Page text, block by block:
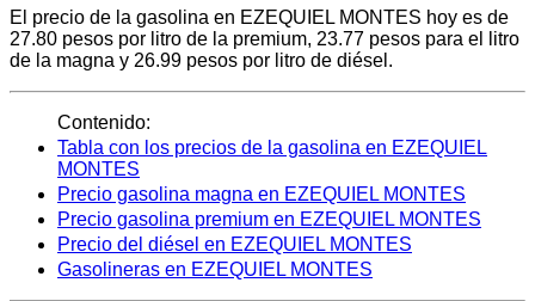
El precio de la gasolina en EZEQUIEL MONTES hoy es de
27.80 pesos por litro de la premium, 23.77 pesos para el litro
de la magna y 26.99 pesos por litro de diésel.
Contenido:
Tabla con los precios de la gasolina en EZEQUIEL
MONTES
Precio gasolina magna en EZEQUIEL MONTES
Precio gasolina premium en EZEQUIEL MONTES
Precio del diésel en EZEQUIEL MONTES
Gasolineras en EZEQUIEL MONTES